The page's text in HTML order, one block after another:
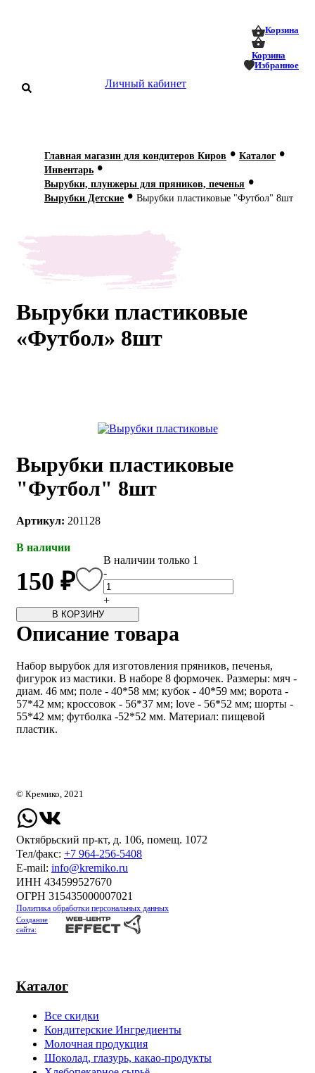
Корзина
Корзина
Избранное
Личный кабинет
О нас
Мастер-
классы
256-54-
Главная магазин для кондитеров Киров • Каталог •
Инвентарь •
Вырубки, плунжеры для пряников, печенья •
Вырубки Детские • Вырубки пластиковые "Футбол" 8шт
Вырубки пластиковые
«Футбол» 8шт
Вырубки пластиковые
"Футбол" 8шт
Артикул: 201128
В наличии
150 ₽
В наличии только 1
-
+
В КОРЗИНУ
Описание товара
Набор вырубок для изготовления пряников, печенья,
фигурок из мастики. В наборе 8 формочек. Размеры: мяч -
диам. 46 мм; поле - 40*58 мм; кубок - 40*59 мм; ворота -
57*42 мм; кроссовок - 56*37 мм; love - 56*52 мм; шорты -
55*42 мм; футболка -52*52 мм. Материал: пищевой
пластик.
Каталог
Все скидки
Кондитерские Ингредиенты
Молочная продукция
Шоколад, глазурь, какао-продукты
© Кремико, 2021
Октябрьский пр-кт, д. 106, помещ. 1072
Тел/факс: +7 964-256-5408
Е-mail: info@kremiko.ru
ИНН 434599527670
ОГРН 315435000007021
Политика обработки персональных данных
Создание
сайта: